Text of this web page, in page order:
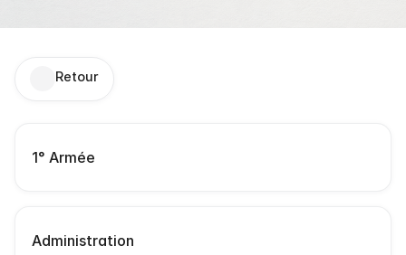
Retour
1° Armée
Administration